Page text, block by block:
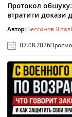
Протокол обшуку:
втратити докази
Автор: Бессонов
07.08.2026